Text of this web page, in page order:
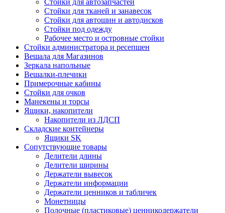
Стойки для автозапчастей
Стойки для тканей и занавесок
Стойки для автошин и автодисков
Стойки под одежду
Рабочее место и островные стойки
Стойки администратора и ресепшен
Вешала для Магазинов
Зеркала напольные
Вешалки-плечики
Примерочные кабины
Стойки для очков
Манекены и торсы
Ящики, накопители
Накопители из ЛДСП
Складские контейнеры
Ящики SK
Сопутствующие товары
Делители длины
Делители ширины
Держатели вывесок
Держатели информации
Держатели ценников и табличек
Монетницы
Полочные (пластиковые) ценникодержатели